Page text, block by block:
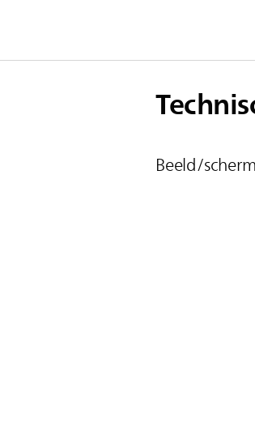
Beeld/scherm